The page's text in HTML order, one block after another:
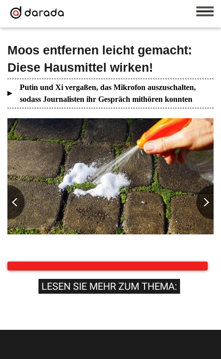
Moos entfernen leicht gemacht:
Diese Hausmittel wirken!
Putin und Xi vergaßen, das Mikrofon auszuschalten,
sodass Journalisten ihr Gespräch mithören konnten
LESEN SIE MEHR ZUM THEMA: